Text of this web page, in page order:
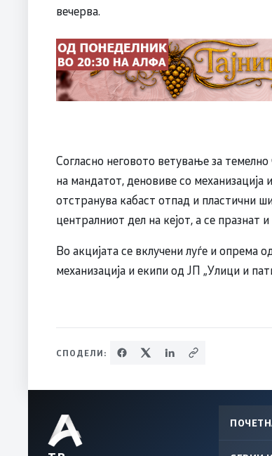
вечерва.
Согласно неговото ветување за
на мандатот, деновиве со
отстранува кабаст отпад и пластични
централниот дел на кејот, а се празнат
Во акцијата се вклучени луѓе и опрема
механизација и екипи од ЈП „Улици и
СПОДЕЛИ: